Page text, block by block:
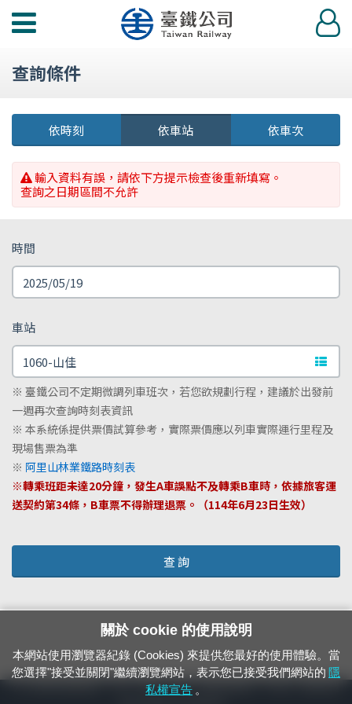
功
選
登
入
查詢條件
依時刻 依車站 依車次
輸入資料有誤，請依下方提示檢查後重新填寫。
查詢之日期區間不允許
時間
車站
文字
※ 臺鐵公司不定期微調列車班次，若您欲規劃行程，建議於出發前
一週再次查詢時刻表資訊
※ 本系統係提供票價試算參考，實際票價應以列車實際運行里程及
現場售票為準
※ 阿里山林業鐵路時刻表
※轉乘班距未達20分鐘，發生A車誤點不及轉乘B車時，依據旅客運
送契約第34條，B車票不得辦理退票。（114年6月23日生效）
查 詢
24小時緊急通報電話：1933（市話、手機，僅限發現軌道、平交道、橋樑及隧
關於 cookie 的使用說明
本網站使用瀏覽器紀錄 (Cookies) 來提供您最好的使用體驗。當
您選擇"接受並關閉"繼續瀏覽網站，表示您已接受我們網站的 隱
私權宣告 。